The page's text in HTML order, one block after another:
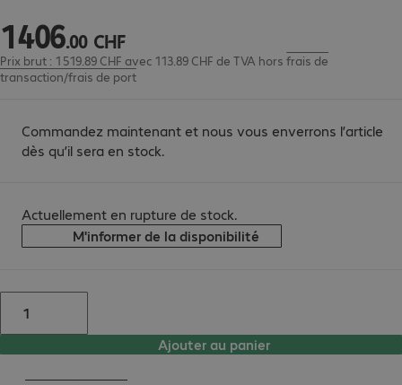
1406.00 CHF
1 406.00 CHF
Prix brut : 1 519.89 CHF avec 113.89 CHF de TVA hors frais de
transaction/frais de port
Commandez maintenant et nous vous enverrons l’article
dès qu’il sera en stock.
Actuellement en rupture de stock.
M'informer de la disponibilité
Ajouter au panier